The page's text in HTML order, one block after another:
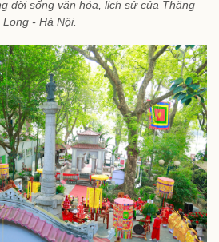
đời sống văn hóa, lịch sử của Thăng
Long - Hà Nội.